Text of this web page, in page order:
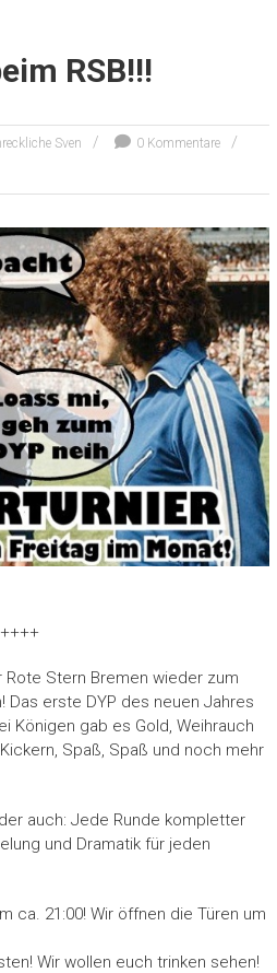
RSB!!!
Sven 0 Kommentare
Stern Bremen wieder zum
Das erste DYP des neuen Jahres
Königen gab es Gold, Weihrauch
Spaß, Spaß und noch mehr
auch: Jede Runde kompletter
und Dramatik für jeden
ca. 21:00! Wir öffnen die Türen um
Wir wollen euch trinken sehen!